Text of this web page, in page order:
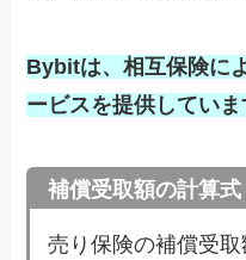
Bybitは、相互保険に
ービスを提供していま
補償受取額の計算式
売り保険の補償受